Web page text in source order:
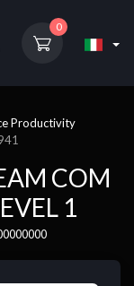
0
Productivity
COM
1